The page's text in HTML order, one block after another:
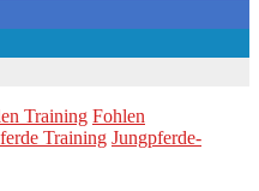
Training Fohlen
Training Jungpferde-